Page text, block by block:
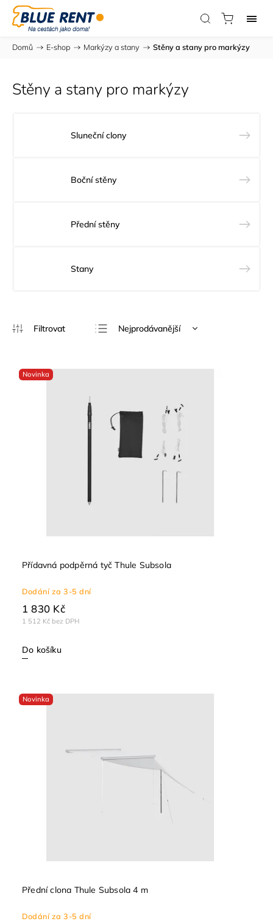
Domů / E-shop / Markýzy a stany / Stěny a stany pro markýzy
Stěny a stany pro markýzy
Sluneční clony
Boční stěny
Přední stěny
Stany
Nejprodávanější
Nejdražší
Novinka
Přídavná podpěrná tyč Thule Subsola
Dodání za 3-5 dní
1 512 Kč bez DPH
1 830 Kč
Do košíku
Novinka
Přední clona Thule Subsola 4 m
Dodání za 3-5 dní